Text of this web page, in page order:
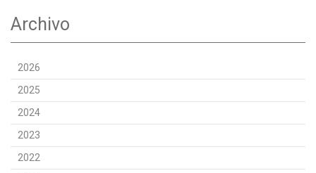
Archivo
2026
2025
2024
2023
2022